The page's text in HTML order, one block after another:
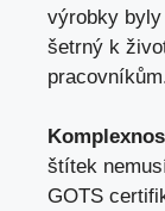
výrobky
šetrný k
štítek
GOTS